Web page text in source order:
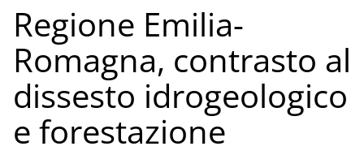
Regione Emilia-
Romagna, contrasto al
dissesto idrogeologico
e forestazione